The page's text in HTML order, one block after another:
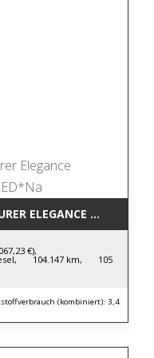
ELEGANCE
€),
104.147 km, 105
(kombiniert): 3,4